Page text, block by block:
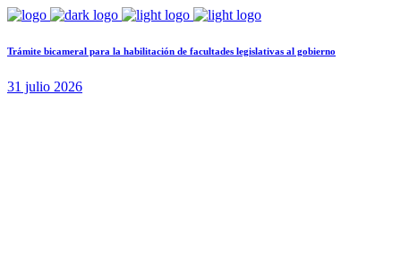
Trámite bicameral para la habilitación de facultades legislativas al gobierno
31 julio 2026